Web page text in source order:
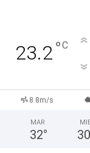
23.2°C
8.8m/s
MAR
32° 30